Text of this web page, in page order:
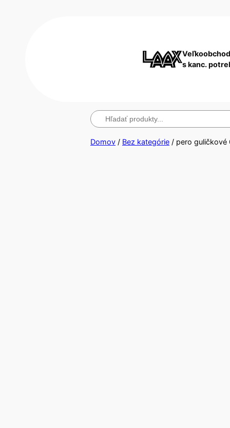
s kanc.
Hľadanie
Domov / Bez kategórie / pero guličkové